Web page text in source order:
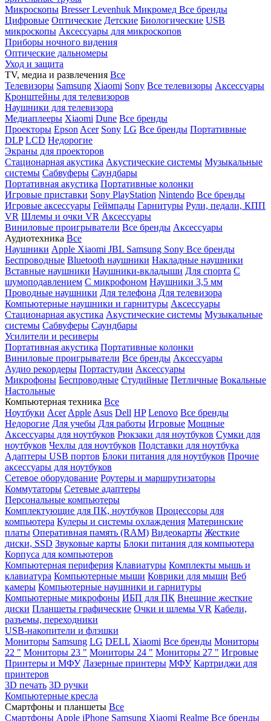
Микроскопы BresserLevenhuk Микромед Все бренды
Цифровые Оптические Детские Биологические USB
микроскопы Аксессуары для микроскопов
Приборы ночного видения
Оптические дальномеры
Уход и защита
TV, медиа и развлечения Все
Телевизоры Samsung Xiaomi Sony Все телевизоры Аксессуары
Кронштейны для телевизоров
Наушники для телевизора
Медиаплееры Xiaomi Dune Все бренды
Проекторы Epson Acer Sony LG Все бренды Портативные
DLP LCD Недорогие
Экраны для проекторов
Стационарная акустика Акустические системы Музыкальные
системы Сабвуферы Саундбары
Портативная акустика Портативные колонки
Игровые приставки Sony PlayStation Nintendo Все бренды
Игровые аксессуары Геймпады Гарнитуры Рули, педали, КПП
VR Шлемы и очки VR Аксессуары
Виниловые проигрыватели Все бренды Аксессуары
Аудиотехника Все
Наушники Apple Xiaomi JBL Samsung Sony Все бренды
Беспроводные Bluetooth наушники Накладные наушники
Вставные наушники Наушники-вкладыши Для спорта С
шумоподавлением С микрофоном Наушники 3,5 мм
Проводные наушники Для телефона Для телевизора
Компьютерные наушники и гарнитуры Аксессуары
Стационарная акустика Акустические системы Музыкальные
системы Сабвуферы Саундбары
Усилители и ресиверы
Портативная акустика Портативные колонки
Виниловые проигрыватели Все бренды Аксессуары
Аудио рекордеры Портастудии Аксессуары
Микрофоны Беспроводные Студийные Петличные Вокальные
Настольные
Компьютерная техника Все
Ноутбуки Acer Apple Asus Dell HP Lenovo Все бренды
Недорогие Для учебы Для работы Игровые Мощные
Аксессуары для ноутбуков Рюкзаки для ноутбуков Сумки для
ноутбуков Чехлы для ноутбуков Подставки для ноутбука
Адаптеры USB портов Блоки питания для ноутбуков Прочие
аксессуары для ноутбуков
Сетевое оборудование Роутеры и маршрутизаторы
Коммутаторы Сетевые адаптеры
Персональные компьютеры
Комплектующие для ПК, ноутбуков Процессоры для
компьютера Кулеры и системы охлаждения Материнские
платы Оперативная память (RAM) Видеокарты Жесткие
диски, SSD Звуковые карты Блоки питания для компьютера
Корпуса для компьютеров
Компьютерная периферия Клавиатуры Комплекты мышь и
клавиатура Компьютерные мыши Коврики для мыши Веб
камеры Компьютерные наушники и гарнитуры
Компьютерные микрофоны ИБП для ПК Внешние жесткие
диски Планшеты графические Очки и шлемы VR Кабели,
разъемы, переходники
USB-накопители и флэшки
Мониторы Samsung LG DELL Xiaomi Все бренды Мониторы
22 " Мониторы 23 " Мониторы 24 " Мониторы 27 " Игровые
Принтеры и МФУ Лазерные принтеры МФУ Картриджи для
принтеров
3D печать 3D ручки
Компьютерные кресла
Смартфоны и планшеты Все
Смартфоны Apple iPhone Samsung Xiaomi Realme Все бренды